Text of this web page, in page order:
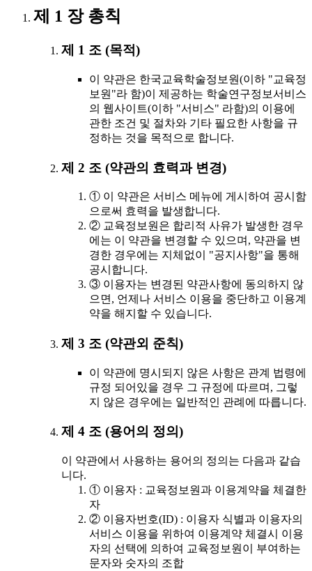
제 1 장 총칙
제 1 조 (목적)
이 약관은 한국교육학술정보원(이하 "교육정
보원"라 함)이 제공하는 학술연구정보서비스
의 웹사이트(이하 "서비스" 라함)의 이용에
관한 조건 및 절차와 기타 필요한 사항을 규
정하는 것을 목적으로 합니다.
제 2 조 (약관의 효력과 변경)
① 이 약관은 서비스 메뉴에 게시하여 공시함
으로써 효력을 발생합니다.
② 교육정보원은 합리적 사유가 발생한 경우
에는 이 약관을 변경할 수 있으며, 약관을 변
경한 경우에는 지체없이 "공지사항"을 통해
공시합니다.
③ 이용자는 변경된 약관사항에 동의하지 않
으면, 언제나 서비스 이용을 중단하고 이용계
약을 해지할 수 있습니다.
제 3 조 (약관외 준칙)
이 약관에 명시되지 않은 사항은 관계 법령에
규정 되어있을 경우 그 규정에 따르며, 그렇
지 않은 경우에는 일반적인 관례에 따릅니다.
제 4 조 (용어의 정의)
이 약관에서 사용하는 용어의 정의는 다음과 같습
니다.
① 이용자 : 교육정보원과 이용계약을 체결한
자
② 이용자번호(ID) : 이용자 식별과 이용자의
서비스 이용을 위하여 이용계약 체결시 이용
자의 선택에 의하여 교육정보원이 부여하는
문자와 숫자의 조합